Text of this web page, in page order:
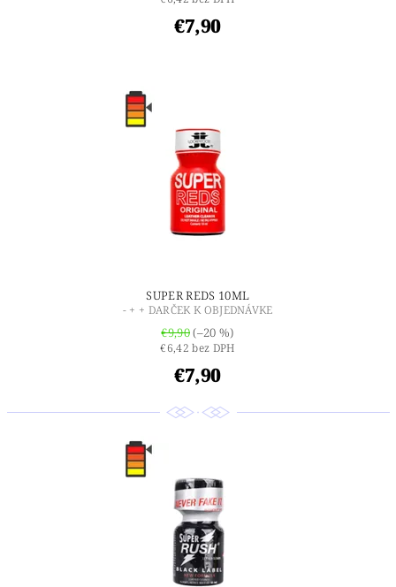
€7,90
SUPER REDS 10ML
- + + DARČEK K OBJEDNÁVKE
€9,90(–20 %)
€6,42 bez DPH
€7,90